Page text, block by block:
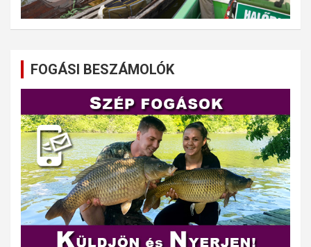
FOGÁSI BESZÁMOLÓK